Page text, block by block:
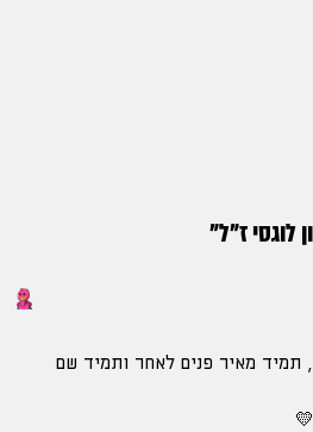
לוגסי ז"ל"
תמיד מאיר פנים לאחר ותמיד שם